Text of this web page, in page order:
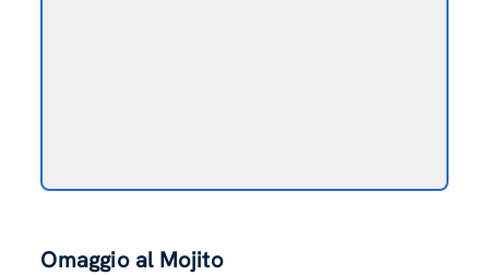
Omaggio al Mojito